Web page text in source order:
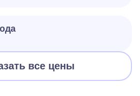
все цены